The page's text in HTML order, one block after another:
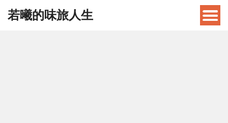
若曦的味旅人生